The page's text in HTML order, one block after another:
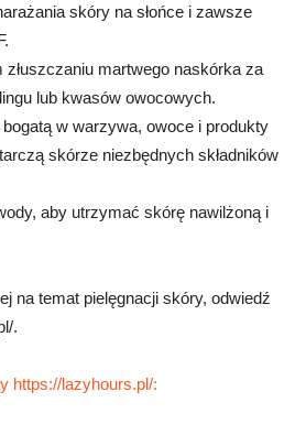
skóry na słońce i zawsze
złuszczaniu martwego naskórka za
lub kwasów owocowych.
w warzywa, owoce i produkty
skórze niezbędnych składników
aby utrzymać skórę nawilżoną i
na temat pielęgnacji skóry, odwiedź
.
https://lazyhours.pl/: